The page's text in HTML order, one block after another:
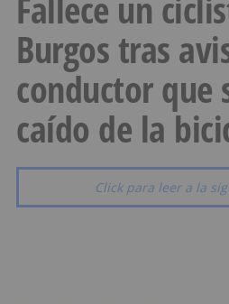
Burgos tras
conductor que
caído de la
Click para leer a la